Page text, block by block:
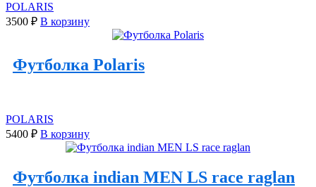
POLARIS
3500 ₽ В корзину
Футболка Polaris
POLARIS
5400 ₽ В корзину
Футболка indian MEN LS race raglan